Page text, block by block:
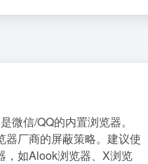
微信/QQ的内置浏览器。
器厂商的屏蔽策略。建议使
，如Alook浏览器、X浏览